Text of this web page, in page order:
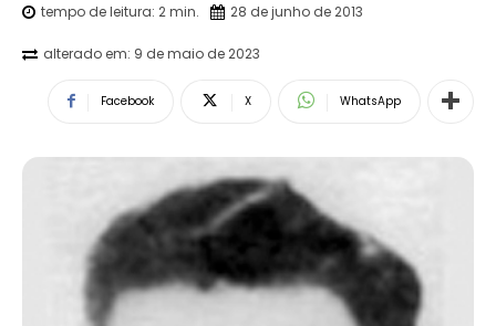
tempo de leitura: 2min. 28 de junho de 2013
alterado em: 9 de maio de 2023
Facebook X WhatsApp